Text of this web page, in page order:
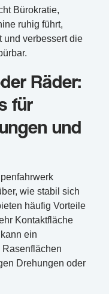
Bürokratie,
ruhig führt,
und verbessert die
Räder:
für
und
wie stabil sich
häufig Vorteile
Kontaktfläche
ein
Drehungen oder